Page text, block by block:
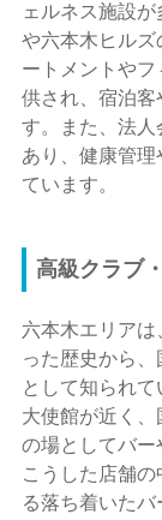
ェルネス施設
や六本木ヒルズ
ートメントや
供され、宿泊客
す。また、法人
あり、健康管
ています。
高級クラブ
六本木エリアは
った歴史から
として知られ
大使館が近く
の場としてバー
こうした店舗
る落ち着いた